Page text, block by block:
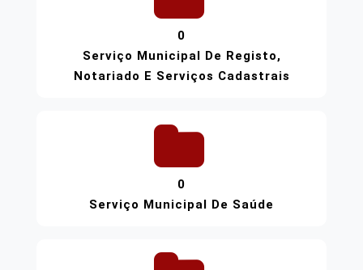
0
Serviço Municipal De Registo,
Notariado E Serviços Cadastrais
0
Serviço Municipal De Saúde